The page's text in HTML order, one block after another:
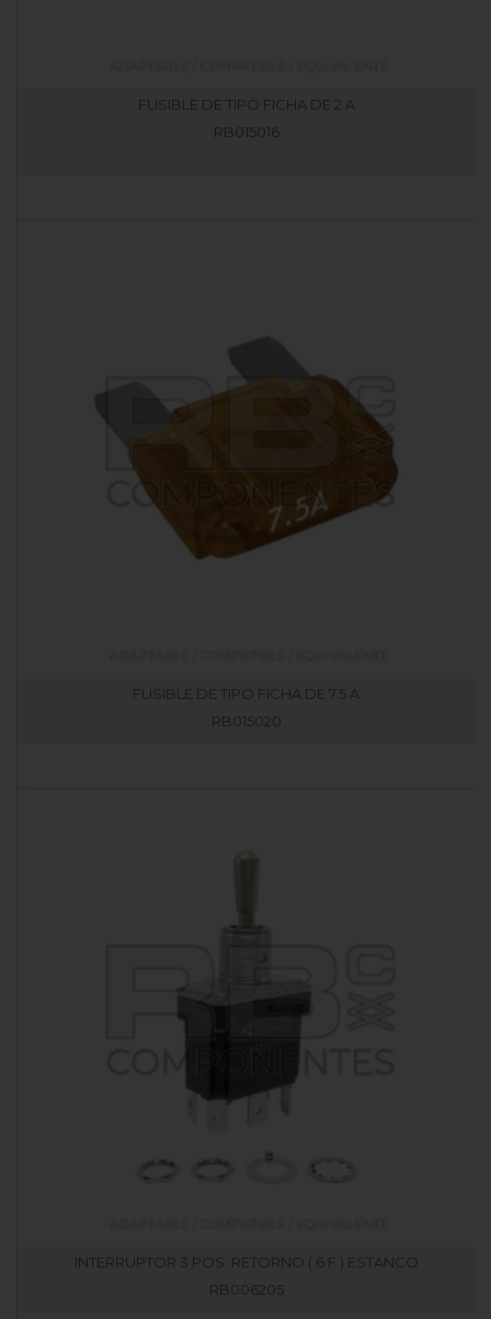
FUSIBLE DE TIPO FICHA DE 2 A
RB015016
FUSIBLE DE TIPO FICHA DE 7.5 A
RB015020
INTERRUPTOR 3 POS. RETORNO ( 6 F ) ESTANCO
RB006205